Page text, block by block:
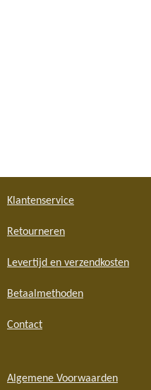
Klantenservice
Retourneren
Levertijd en verzendkosten
Betaalmethoden
Contact
Algemene Voorwaarden